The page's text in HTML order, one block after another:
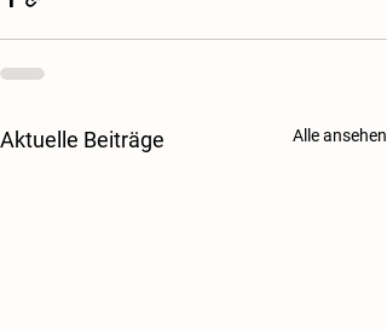
Aktuelle Beiträge Alle ansehen